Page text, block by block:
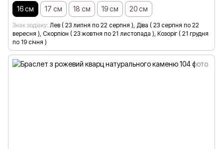
16 см 17 см 18 см 19 см 20 см
Знак зодіаку Лев ( 23 липня по 22 серпня ), Діва ( 23 серпня по 22
вересня ), Скорпіон ( 23 жовтня по 21 листопада ), Козоріг ( 21 грудня
по 19 січня )